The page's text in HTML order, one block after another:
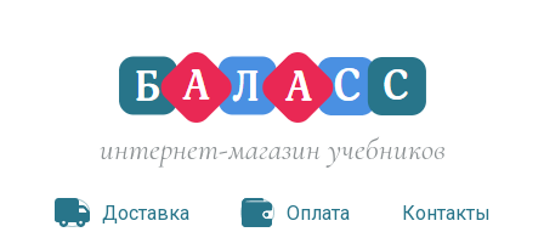
интернет-магазин учебников
Доставка Оплата Контакты